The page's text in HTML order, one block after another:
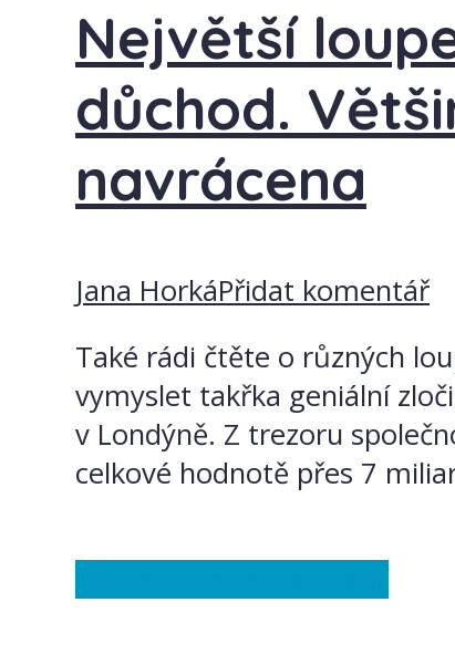
Největší
důchod.
navrácena
Jana HorkáPřidat komentář
Také rádi čtěte o různých
vymyslet takřka geniální
v Londýně. Z trezoru
celkové hodnotě přes 7